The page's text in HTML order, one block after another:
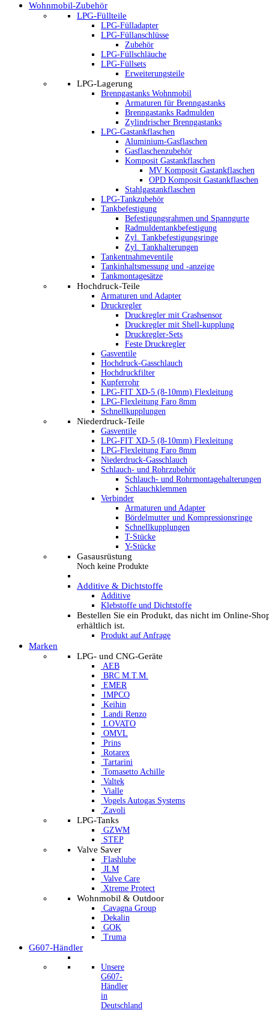
Wohnmobil-Zubehör
LPG-Füllteile
LPG-Fülladapter
LPG-Füllanschlüsse
Zubehör
LPG-Füllschläuche
LPG-Füllsets
Erweiterungsteile
LPG-Lagerung
Brenngastanks Wohnmobil
Armaturen für Brenngastanks
Brenngastanks Radmulden
Zylindrischer Brenngastanks
LPG-Gastankflaschen
Aluminium-Gasflaschen
Gasflaschenzubehör
Komposit Gastankflaschen
MV Komposit Gastankflaschen
OPD Komposit Gastankflaschen
Stahlgastankflaschen
LPG-Tankzubehör
Tankbefestigung
Befestigungsrahmen und Spanngurte
Radmuldentankbefestigung
Zyl. Tankbefestigungsringe
Zyl. Tankhalterungen
Tankentnahmeventile
Tankinhaltsmessung und -anzeige
Tankmontagesätze
Hochdruck-Teile
Armaturen und Adapter
Druckregler
Druckregler mit Crashsensor
Druckregler mit Shell-kupplung
Druckregler-Sets
Feste Druckregler
Gasventile
Hochdruck-Gasschlauch
Hochdruckfilter
Kupferrohr
LPG-FIT XD-5 (8-10mm) Flexleitung
LPG-Flexleitung Faro 8mm
Schnellkupplungen
Niederdruck-Teile
Gasventile
LPG-FIT XD-5 (8-10mm) Flexleitung
LPG-Flexleitung Faro 8mm
Niederdruck-Gasschlauch
Schlauch- und Rohrzubehör
Schlauch- und Rohrmontagehalterungen
Schlauchklemmen
Verbinder
Armaturen und Adapter
Bördelmutter und Kompressionsringe
Schnellkupplungen
T-Stücke
Y-Stücke
Gasausrüstung
Noch keine Produkte
Additive & Dichtstoffe
Additive
Klebstoffe und Dichtstoffe
Bestellen Sie ein Produkt, das nicht im Online-
erhältlich ist.
Produkt auf Anfrage
Marken
LPG- und CNG-Geräte
AEB
BRC M.T.M.
EMER
IMPCO
Keihin
Landi Renzo
LOVATO
OMVL
Prins
Rotarex
Tartarini
Tomasetto Achille
Valtek
Vialle
Vogels Autogas Systems
Zavoli
LPG-Tanks
GZWM
STEP
Valve Saver
Flashlube
JLM
Valve Care
Xtreme Protect
Wohnmobil & Outdoor
Cavagna Group
Dekalin
GOK
Truma
G607-Händler
Unsere
G607-
Händler
in
Deutschland